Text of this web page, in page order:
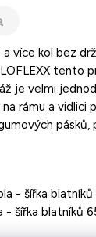
více kol bez
tento
je velmi
rámu a vidlici
pásků,
- šířka blatníků
- šířka blatníků